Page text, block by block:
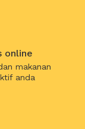
online
makanan
anda